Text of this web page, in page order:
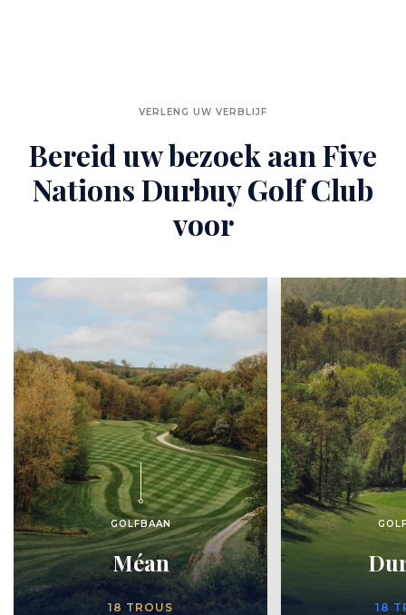
VERLENG UW VERBLIJF
Bereid uw bezoek aan Five
Nations Durbuy Golf Club
voor
GOLFBAAN
Méan
NOMBRE
18 TROUS 18